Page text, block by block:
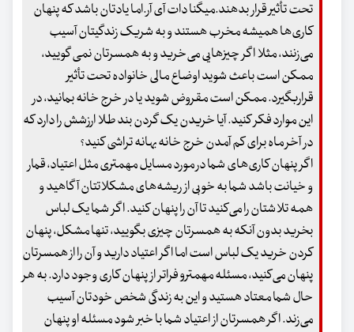
تحت تأثیر قرار بدهند.میگنا دات آی آر.اما یادتان باشد که پنهان
کاری‌ها همیشه مخرب هستند و به شریک زندگیتان آسیب
می‌زنند، مثلا اگر چیزهایی می‌خرید و به همسرتان نمی گویید،
ممکن است باعث شوید اوضاع مالی خانواده تحت تأثیر
قراربگیرد. ممکن است مقروض شوید یا در خرج خانه بمانید، در
این موارد فکر کنید. آیا خریدن یک گردن بند طلا ارزشش را دارد که
در آخر ماه برای کم آمدن خرج خانه بهانه تراشی کنید؟
اگر پنهان کاری‌های شما در مورد مسایل مهمتری مثل اعتیاد، قمار
و خیانت باشد شما به خوبی از ریشه‌های مشکلاتتان آگاهید و
همه تلاشتان را می‌کنید تا آن را پنهان کنید. اگر شما یک لباس
بخرید بدون آنکه به همسرتان چیزی بگویید، تنها مشکل، پنهان
کردن خرید یک لباس است اما اگر اعتیاد دارید و آن را از همسرتان
پنهان می‌کنید، مسئله مهمترو فراتر از پنهان کاری وجود دارد. به هر
حال شما معتاد هستید و این به زندگی شخص خودتان آسیب
می‌زند. اگر همسرتان از اعتیاد شما با خبر شود مسئله او پنهان